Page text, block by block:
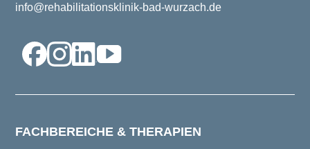
info@rehabilitationsklinik-bad-wurzach.de
FACHBEREICHE & THERAPIEN